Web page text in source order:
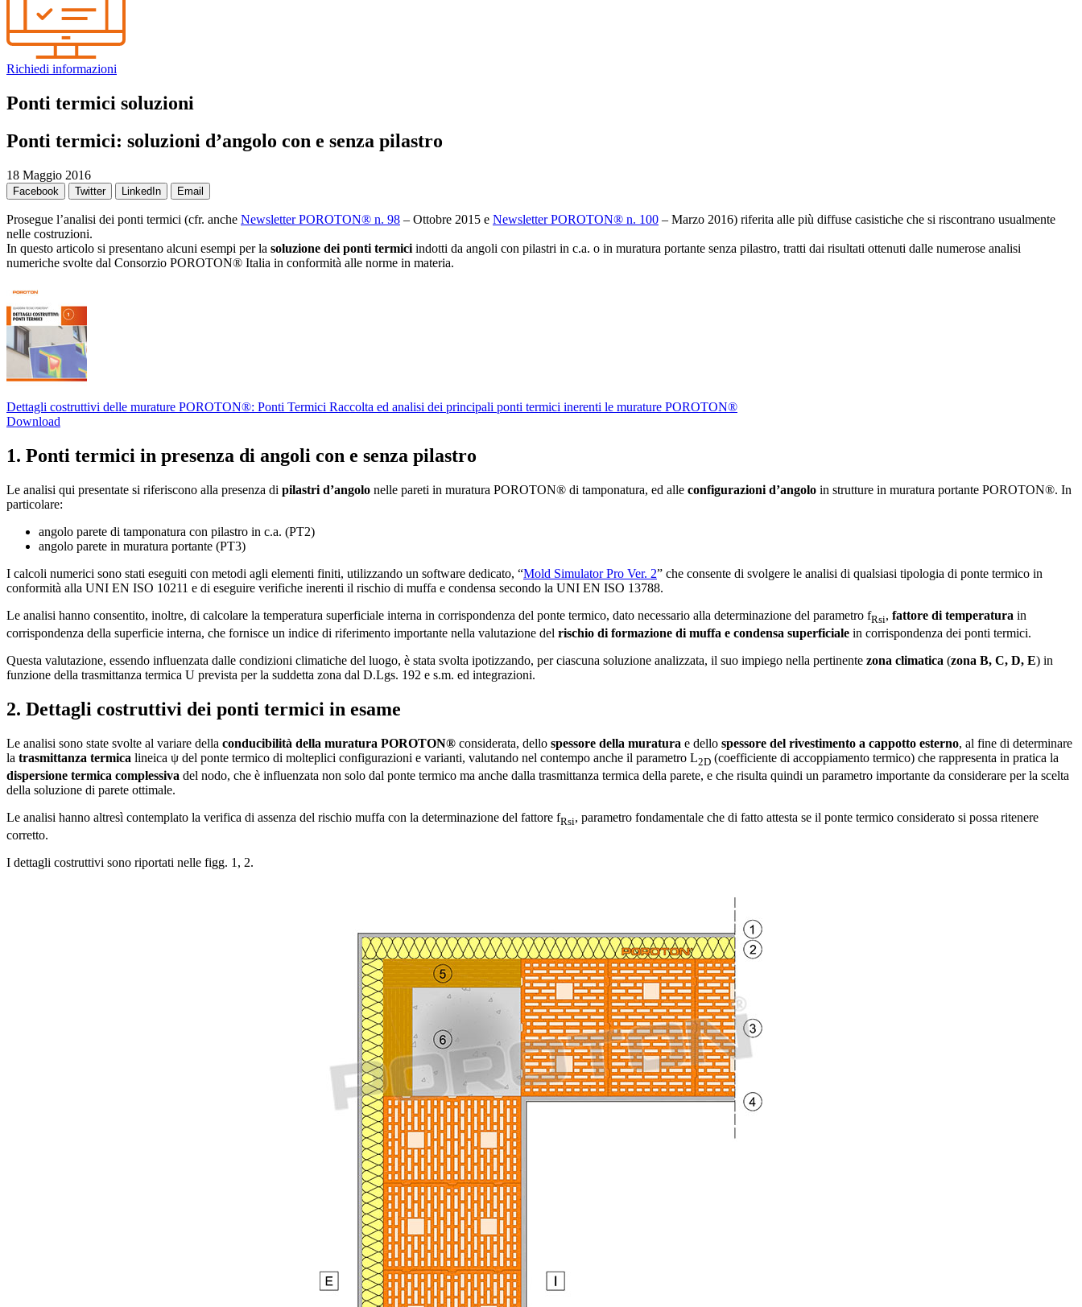
Richiedi informazioni
Ponti termici soluzioni
Ponti termici: soluzioni d’angolo con e senza pilastro
18 Maggio 2016
Facebook Twitter LinkedIn Email
Prosegue l’analisi dei ponti termici (cfr. anche Newsletter POROTON® n. 98 – Ottobre 2015 e Newsletter POROTON® n. 100 – Marzo 2016) riferita alle più diffuse casistiche che si riscontrano usualmente
nelle costruzioni.
In questo articolo si presentano alcuni esempi per la soluzione dei ponti termici indotti da angoli con pilastri in c.a. o in muratura portante senza pilastro, tratti dai risultati ottenuti dalle numerose analisi
numeriche svolte dal Consorzio POROTON® Italia in conformità alle norme in materia.
Dettagli costruttivi delle murature POROTON®: Ponti Termici Raccolta ed analisi dei principali ponti termici inerenti le murature POROTON®
Download
1. Ponti termici in presenza di angoli con e senza pilastro
Le analisi qui presentate si riferiscono alla presenza di pilastri d’angolo nelle pareti in muratura POROTON® di tamponatura, ed alle configurazioni d’angolo in strutture in muratura portante POROTON®. In
particolare:
angolo parete di tamponatura con pilastro in c.a. (PT2)
angolo parete in muratura portante (PT3)
I calcoli numerici sono stati eseguiti con metodi agli elementi finiti, utilizzando un software dedicato, “Mold Simulator Pro Ver. 2” che consente di svolgere le analisi di qualsiasi tipologia di ponte termico in
conformità alla UNI EN ISO 10211 e di eseguire verifiche inerenti il rischio di muffa e condensa secondo la UNI EN ISO 13788.
Le analisi hanno consentito, inoltre, di calcolare la temperatura superficiale interna in corrispondenza del ponte termico, dato necessario alla determinazione del parametro fRsi, fattore di temperatura in
corrispondenza della superficie interna, che fornisce un indice di riferimento importante nella valutazione del rischio di formazione di muffa e condensa superficiale in corrispondenza dei ponti termici.
Questa valutazione, essendo influenzata dalle condizioni climatiche del luogo, è stata svolta ipotizzando, per ciascuna soluzione analizzata, il suo impiego nella pertinente zona climatica (zona B, C, D, E) in
funzione della trasmittanza termica U prevista per la suddetta zona dal D.Lgs. 192 e s.m. ed integrazioni.
2. Dettagli costruttivi dei ponti termici in esame
Le analisi sono state svolte al variare della conducibilità della muratura POROTON® considerata, dello spessore della muratura e dello spessore del rivestimento a cappotto esterno, al fine di determinare
la trasmittanza termica lineica ψ del ponte termico di molteplici configurazioni e varianti, valutando nel contempo anche il parametro L2D (coefficiente di accoppiamento termico) che rappresenta in pratica la
dispersione termica complessiva del nodo, che è influenzata non solo dal ponte termico ma anche dalla trasmittanza termica della parete, e che risulta quindi un parametro importante da considerare per la scelta
della soluzione di parete ottimale.
Le analisi hanno altresì contemplato la verifica di assenza del rischio muffa con la determinazione del fattore fRsi, parametro fondamentale che di fatto attesta se il ponte termico considerato si possa ritenere
corretto.
I dettagli costruttivi sono riportati nelle figg. 1, 2.